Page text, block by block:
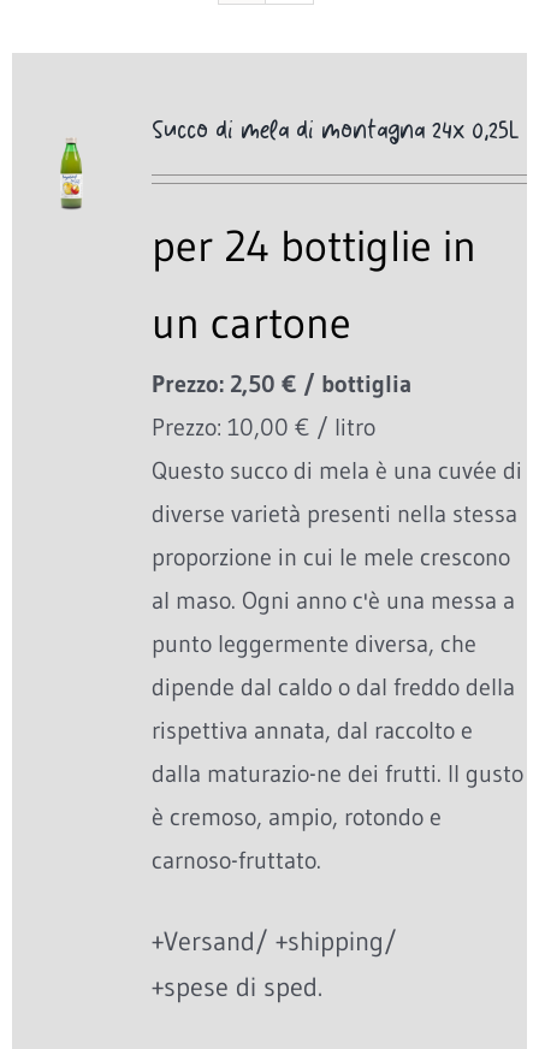
Succo di mela di montagna 24x 0,25L
per 24 bottiglie in
un cartone
Prezzo: 2,50 € / bottiglia
Prezzo: 10,00 € / litro
Questo succo di mela è una cuvée di
diverse varietà presenti nella stessa
proporzione in cui le mele crescono
al maso. Ogni anno c'è una messa a
punto leggermente diversa, che
dipende dal caldo o dal freddo della
rispettiva annata, dal raccolto e
dalla maturazio-ne dei frutti. Il gusto
è cremoso, ampio, rotondo e
carnoso-fruttato.
+Versand/ +shipping/
+spese di sped.